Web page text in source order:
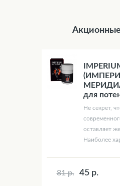
для
Не секрет,
оставляет
Наиболее
81 р. 45 р.